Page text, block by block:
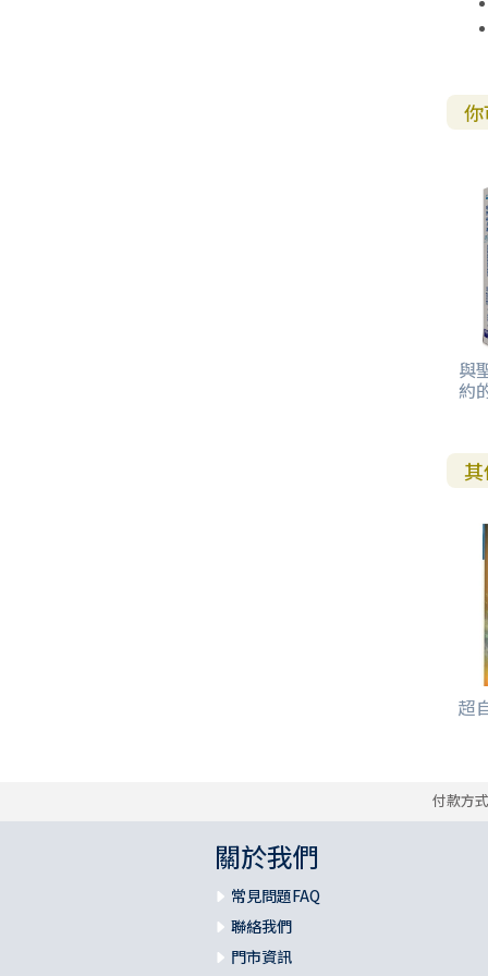
與
約
超
付款方
關於我們
常見問題FAQ
聯絡我們
門市資訊